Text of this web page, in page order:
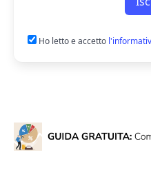
Ho letto e accetto